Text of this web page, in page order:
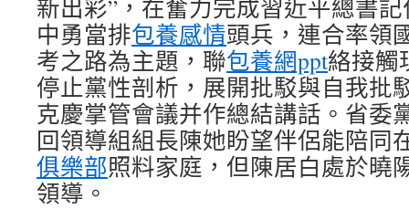
新出彩”，在奮力完成習近平總書
中勇當排包養感情頭兵，連合率領
考之路為主題，聯包養網ppt絡接觸
停止黨性剖析，展開批駁與自我批
克慶掌管會議并作總結講話。省委
回領導組組長陳她盼望伴侶能陪同
俱樂部照料家庭，但陳居白處於曉
領導。